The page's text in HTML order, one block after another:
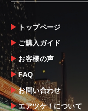
トップページ
ご購入ガイド
お客様の声
FAQ
お問い合わせ
エアツケ！について